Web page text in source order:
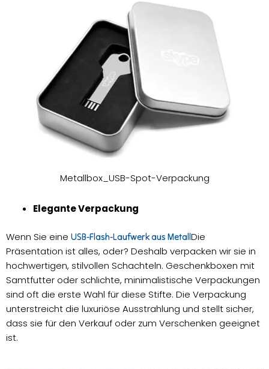
Metallbox_USB-Spot-Verpackung
Elegante Verpackung
Wenn Sie eine USB-Flash-Laufwerk aus MetallDie
Präsentation ist alles, oder? Deshalb verpacken wir sie in
hochwertigen, stilvollen Schachteln. Geschenkboxen mit
Samtfutter oder schlichte, minimalistische Verpackungen
sind oft die erste Wahl für diese Stifte. Die Verpackung
unterstreicht die luxuriöse Ausstrahlung und stellt sicher,
dass sie für den Verkauf oder zum Verschenken geeignet
ist.